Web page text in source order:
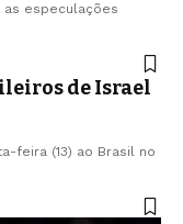
as especulações
de Israel
feira (13) ao Brasil no